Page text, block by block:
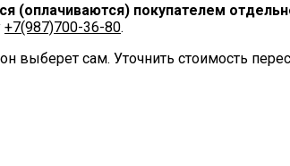
(оплачиваются) покупателем
+7(987)700-36-80.
выберет сам. Уточнить стоимость